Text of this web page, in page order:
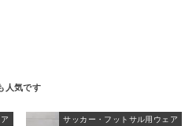
サッカー・フットサル用ウェア